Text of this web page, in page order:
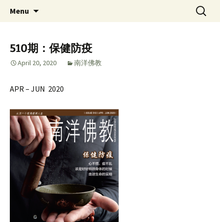
Singapore Buddhist
Federation 新加坡佛教总会
Menu
Search
for:
510期：保健防疫
April 20, 2020 南洋佛教
APR – JUN 2020